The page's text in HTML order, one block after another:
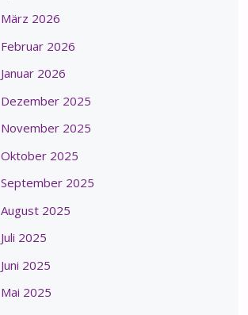
März 2026
Februar 2026
Januar 2026
Dezember 2025
November 2025
Oktober 2025
September 2025
August 2025
Juli 2025
Juni 2025
Mai 2025